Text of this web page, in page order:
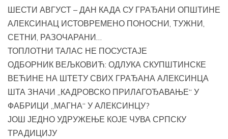
ШЕСТИ АВГУСТ – ДАН КАДА СУ ГРАЂАНИ ОПШТИНЕ
АЛЕКСИНАЦ ИСТОВРЕМЕНО ПОНОСНИ, ТУЖНИ,
СЕТНИ, РАЗОЧАРАНИ…
ТОПЛОТНИ ТАЛАС НЕ ПОСУСТАЈЕ
ОДБОРНИК ВЕЉКОВИЋ: ОДЛУКА СКУПШТИНСКЕ
ВЕЋИНЕ НА ШТЕТУ СВИХ ГРАЂАНА АЛЕКСИНЦА
ШТА ЗНАЧИ „КАДРОВСКО ПРИЛАГОЂАВАЊЕ“ У
ФАБРИЦИ „МАГНА“ У АЛЕКСИНЦУ?
ЈОШ ЈЕДНО УДРУЖЕЊЕ КОЈЕ ЧУВА СРПСКУ
ТРАДИЦИЈУ